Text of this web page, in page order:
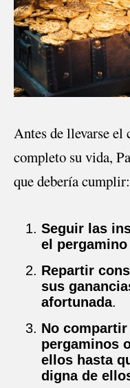
Antes de llevarse
completo su vida,
que debería cumplir:
Seguir las
el pergamino
Repartir
sus
afortunada.
No
pergaminos
ellos hasta
digna de